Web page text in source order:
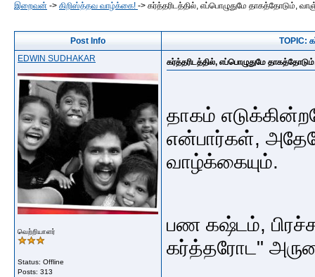
இறைவன் -> கிறிஸ்த்தவ வாழ்க்கை! -> கர்த்தரிடத்தில், எப்பொழுதுமே தாகத்தோடும்,
Post Info
TOPIC:
EDWIN SUDHAKAR
வெற்றியாளர்
Status: Offline
Posts: 313
கர்த்தரிடத்தில், எப்பொழுதுமே
தாகம்
என்பார்கள்,
வாழ்க்கையும்.
பண கஷ்டம்,
கர்த்தரோட"